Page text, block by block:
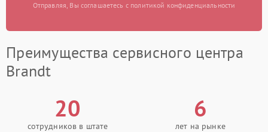
Отправляя, Вы соглашаетесь с политикой конфиденциальности
Преимущества сервисного центра
Brandt
20
сотрудников в штате
6
лет на рынке